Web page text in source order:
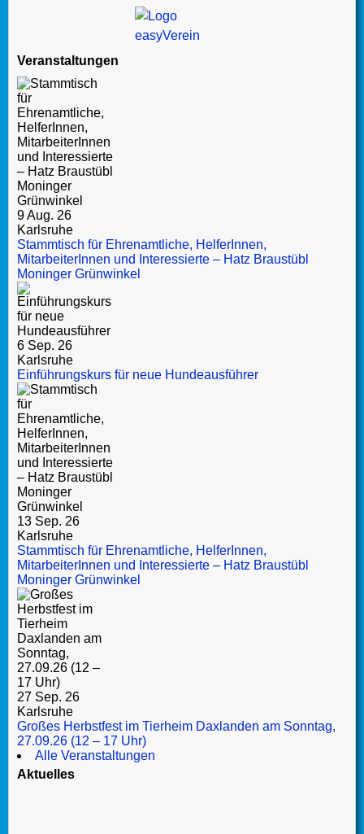
Veranstaltungen
9 Aug. 26
Karlsruhe
Stammtisch für Ehrenamtliche, HelferInnen,
MitarbeiterInnen und Interessierte – Hatz Braustübl
Moninger Grünwinkel
6 Sep. 26
Karlsruhe
Einführungskurs für neue Hundeausführer
13 Sep. 26
Karlsruhe
Stammtisch für Ehrenamtliche, HelferInnen,
MitarbeiterInnen und Interessierte – Hatz Braustübl
Moninger Grünwinkel
27 Sep. 26
Karlsruhe
Großes Herbstfest im Tierheim Daxlanden am Sonntag,
27.09.26 (12 – 17 Uhr)
Alle Veranstaltungen
Aktuelles